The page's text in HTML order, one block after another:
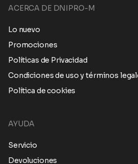
ACERCA DE DNIPRO-M
Lo nuevo
Promociones
Políticas de Privacidad
Condiciones de uso y términos
Política de cookies
AYUDA
Servicio
Devoluciones